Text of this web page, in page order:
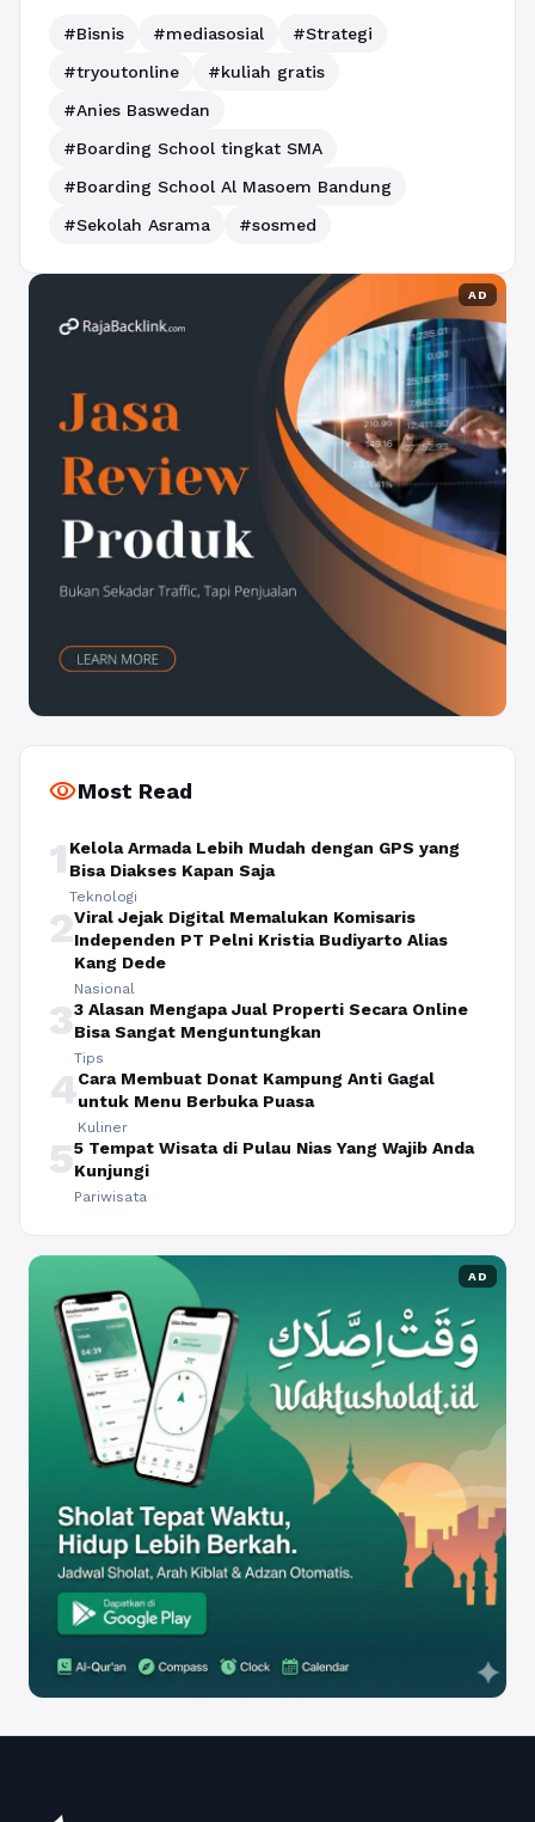
#Bisnis #mediasosial
#Strategi
#tryoutonline
#kuliah gratis
#Anies Baswedan
#Boarding School tingkat SMA
#Boarding School Al Masoem Bandung
#Sekolah Asrama
#sosmed
AD
visibilityMost Read
1 Kelola Armada Lebih Mudah dengan GPS yang
Bisa Diakses Kapan Saja
Teknologi
2Viral Jejak Digital Memalukan Komisaris
Independen PT Pelni Kristia Budiyarto Alias
Kang Dede
Nasional
33 Alasan Mengapa Jual Properti Secara Online
Bisa Sangat Menguntungkan
Tips
4Cara Membuat Donat Kampung Anti Gagal
untuk Menu Berbuka Puasa
Kuliner
55 Tempat Wisata di Pulau Nias Yang Wajib Anda
Kunjungi
Pariwisata
AD